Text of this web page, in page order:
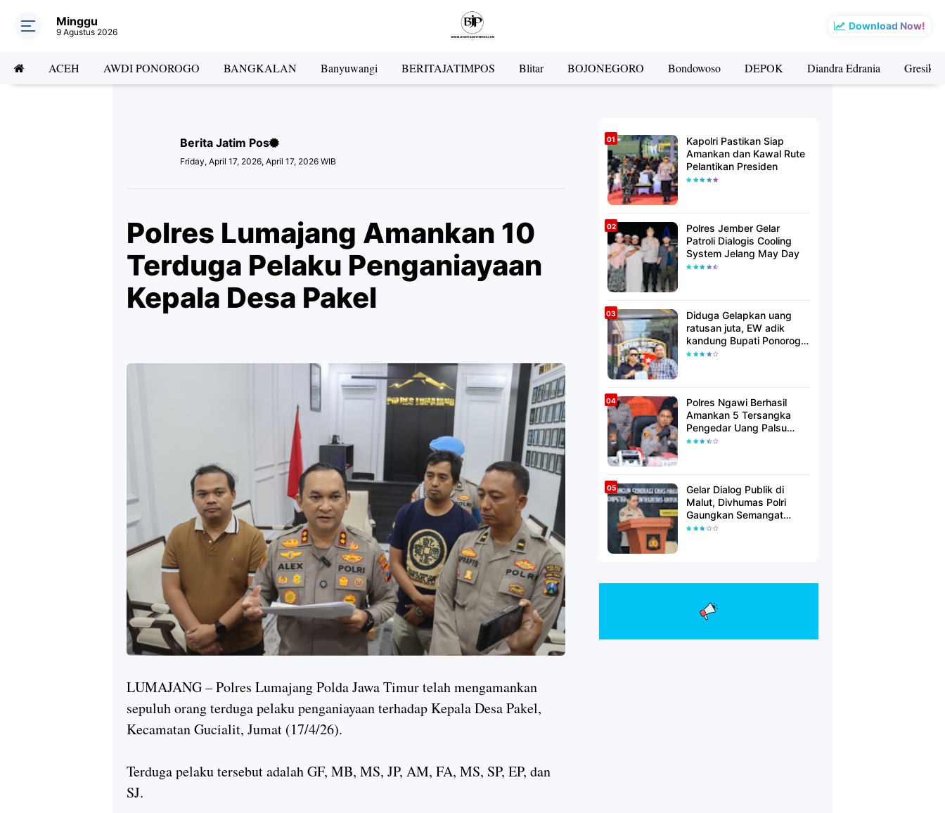
Download Now!
Minggu
9 Agustus 2026
ACEH AWDI PONOROGO BANGKALAN Banyuwangi BERITAJATIMPOS Blitar BOJONEGORO Bondowoso DEPOK Diandra Edrania Gresik
Berita Jatim Pos
Friday, April 17, 2026, April 17, 2026 WIB
Polres Lumajang Amankan 10
Terduga Pelaku Penganiayaan
Kepala Desa Pakel
LUMAJANG – Polres Lumajang Polda Jawa Timur telah mengamankan
sepuluh orang terduga pelaku penganiayaan terhadap Kepala Desa Pakel,
Kecamatan Gucialit, Jumat (17/4/26).
Terduga pelaku tersebut adalah GF, MB, MS, JP, AM, FA, MS, SP, EP, dan
SJ.
Kapolri Pastikan Siap
Amankan dan Kawal Rute
Pelantikan Presiden
Polres Jember Gelar
Patroli Dialogis Cooling
System Jelang May Day
Diduga Gelapkan uang
ratusan juta, EW adik
kandung Bupati Ponorogo
dilaporkan Polisi
Polres Ngawi Berhasil
Amankan 5 Tersangka
Pengedar Uang Palsu
Lintas Provinsi
Gelar Dialog Publik di
Malut, Divhumas Polri
Gaungkan Semangat
Generasi Berkarakter dan